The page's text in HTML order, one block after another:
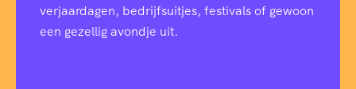
verjaardagen, bedrijfsuitjes, festivals of gewoon
een gezellig avondje uit.